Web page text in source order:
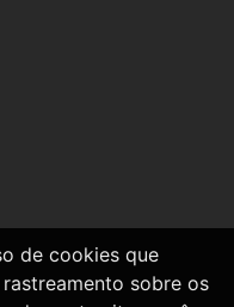
de cookies que
sobre os